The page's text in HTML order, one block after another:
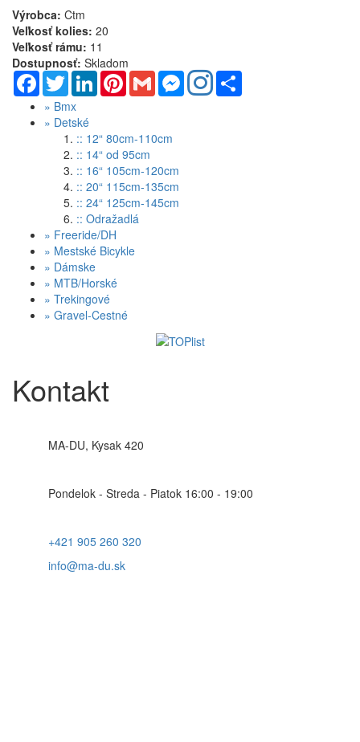
Výrobca: Ctm
Veľkosť kolies: 20
Veľkosť rámu: 11
Dostupnosť: Skladom
Facebook
TwitterLinkedInPinterestGmail Messenger
» Bmx
» Detské
:: 12“ 80cm-110cm
:: 14“ od 95cm
:: 16“ 105cm-120cm
:: 20“ 115cm-135cm
:: 24“ 125cm-145cm
:: Odražadlá
» Freeride/DH
» Mestské Bicykle
» Dámske
» MTB/Horské
» Trekingové
» Gravel-Cestné
Kontakt
MA-DU, Kysak 420
Pondelok - Streda - Piatok 16:00 - 19:00
+421 905 260 320
info@ma-du.sk